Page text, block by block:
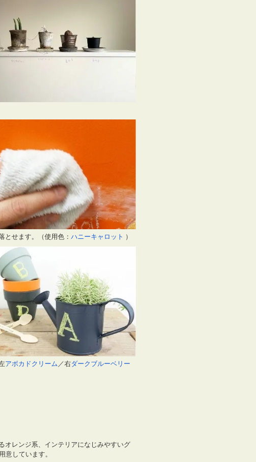
とせます。（使用色： ハニーキャロット ）
アボカドクリーム ／右ダークブルーベリー
オレンジ系、インテリアになじみやすいグ
意しています。